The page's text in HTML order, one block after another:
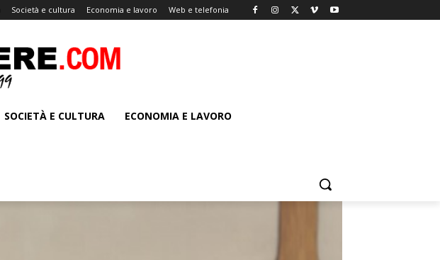
Società e cultura Economia e lavoro Web e telefonia
SOCIETÀ E CULTURA ECONOMIA E LAVORO